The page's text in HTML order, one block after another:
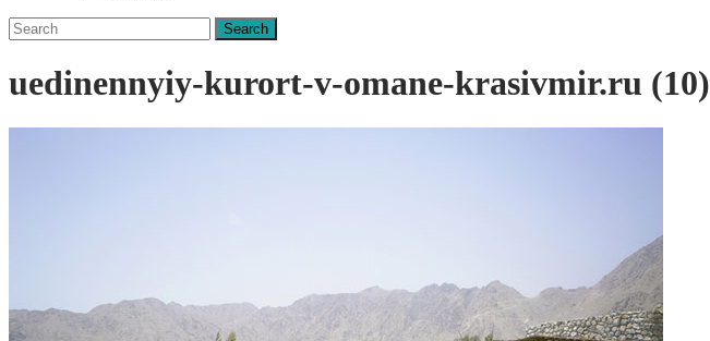
Search
for:
uedinennyiy-kurort-v-omane-krasivmir.ru (10)